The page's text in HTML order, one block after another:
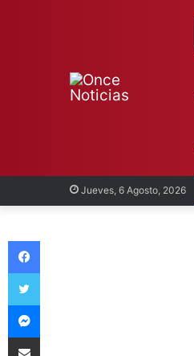
Jueves, 6 Agosto, 2026
Facebook
Twitter
Messenger
Compartir vía Email